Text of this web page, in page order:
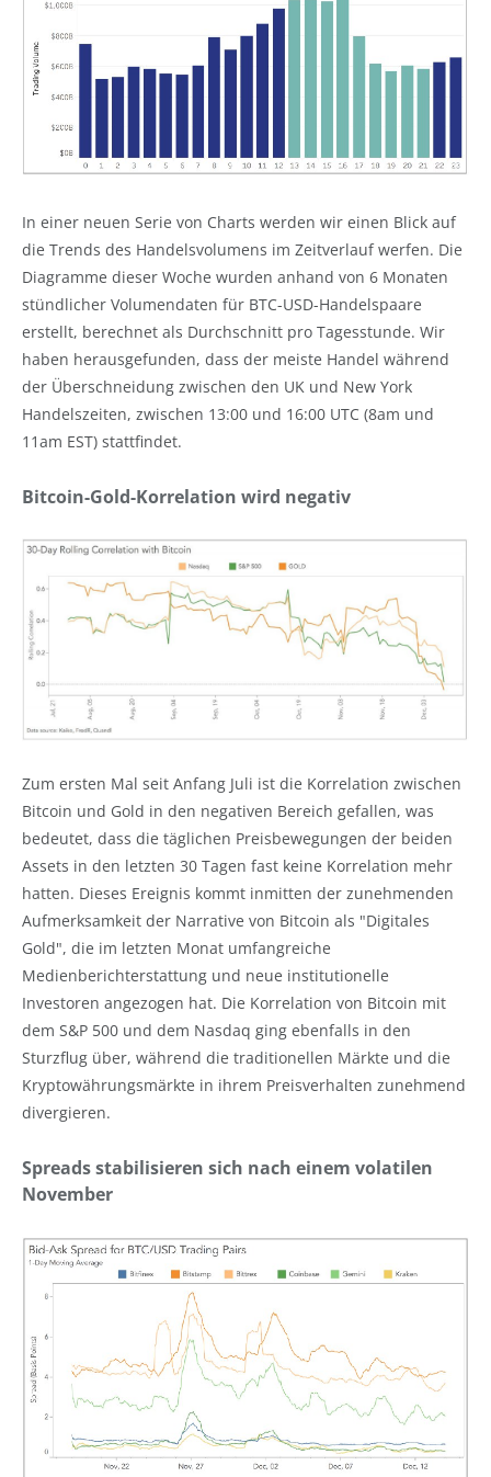
In einer neuen Serie von Charts werden wir einen Blick auf
die Trends des Handelsvolumens im Zeitverlauf werfen. Die
Diagramme dieser Woche wurden anhand von 6 Monaten
stündlicher Volumendaten für BTC-USD-Handelspaare
erstellt, berechnet als Durchschnitt pro Tagesstunde. Wir
haben herausgefunden, dass der meiste Handel während
der Überschneidung zwischen den UK und New York
Handelszeiten, zwischen 13:00 und 16:00 UTC (8am und
11am EST) stattfindet.
Bitcoin-Gold-Korrelation wird negativ
Zum ersten Mal seit Anfang Juli ist die Korrelation zwischen
Bitcoin und Gold in den negativen Bereich gefallen, was
bedeutet, dass die täglichen Preisbewegungen der beiden
Assets in den letzten 30 Tagen fast keine Korrelation mehr
hatten. Dieses Ereignis kommt inmitten der zunehmenden
Aufmerksamkeit der Narrative von Bitcoin als "Digitales
Gold", die im letzten Monat umfangreiche
Medienberichterstattung und neue institutionelle
Investoren angezogen hat. Die Korrelation von Bitcoin mit
dem S&P 500 und dem Nasdaq ging ebenfalls in den
Sturzflug über, während die traditionellen Märkte und die
Kryptowährungsmärkte in ihrem Preisverhalten zunehmend
divergieren.
Spreads stabilisieren sich nach einem volatilen
November